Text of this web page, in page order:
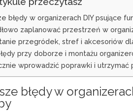
błędy w organizerach DIY psujące
zaplanować przestrzeń w
przegródek, stref i akcesoriów
przy doborze i montażu
wprowadzić poprawki i utrzymać
błędy w